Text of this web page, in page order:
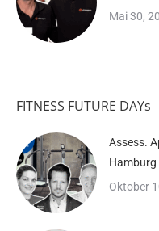
Mai 30,
FITNESS FUTURE DAYs
Assess.
Hamburg
Oktober